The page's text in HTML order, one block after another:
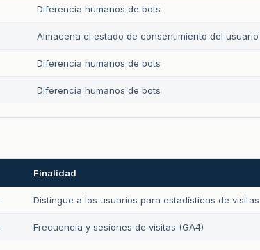
Diferencia humanos de bots
Almacena el estado de consentimiento del usuario
Diferencia humanos de bots
Diferencia humanos de bots
Finalidad
Distingue a los usuarios para estadísticas de visitas
Frecuencia y sesiones de visitas (GA4)